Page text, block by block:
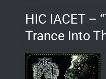
HIC IACET –
Trance Into